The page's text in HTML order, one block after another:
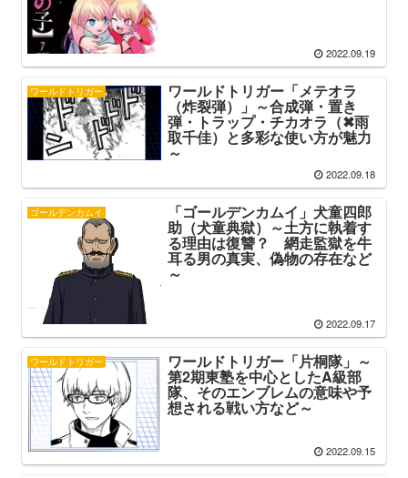
2022.09.19
ワールドトリガー ワールドトリガー「メテオラ
（炸裂弾）」～合成弾・置き
弾・トラップ・チカオラ（✖雨
取千佳）と多彩な使い方が魅力
～
2022.09.18
ゴールデンカムイ 「ゴールデンカムイ」犬童四郎
助（犬童典獄）～土方に執着す
る理由は復讐？ 網走監獄を牛
耳る男の真実、偽物の存在など
～
2022.09.17
ワールドトリガー ワールドトリガー「片桐隊」～
第2期東塾を中心としたA級部
隊、そのエンブレムの意味や予
想される戦い方など～
2022.09.15